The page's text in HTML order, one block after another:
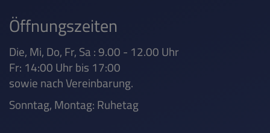
Öffnungszeiten
Die, Mi, Do, Fr, Sa : 9.00 - 12.00 Uhr
Fr: 14:00 Uhr bis 17:00
sowie nach Vereinbarung.
Sonntag, Montag: Ruhetag